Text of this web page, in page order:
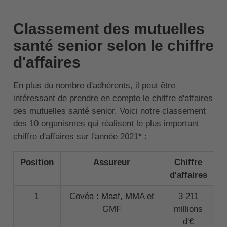
Classement des mutuelles
santé senior selon le chiffre
d'affaires
En plus du nombre d'adhérents, il peut être
intéressant de prendre en compte le chiffre d'affaires
des mutuelles santé senior. Voici notre classement
des 10 organismes qui réalisent le plus important
chiffre d'affaires sur l'année 2021* :
Position Assureur
Chiffre
d'affaires
1
Covéa : Maaf, MMA et
GMF
3 211
millions
d'€